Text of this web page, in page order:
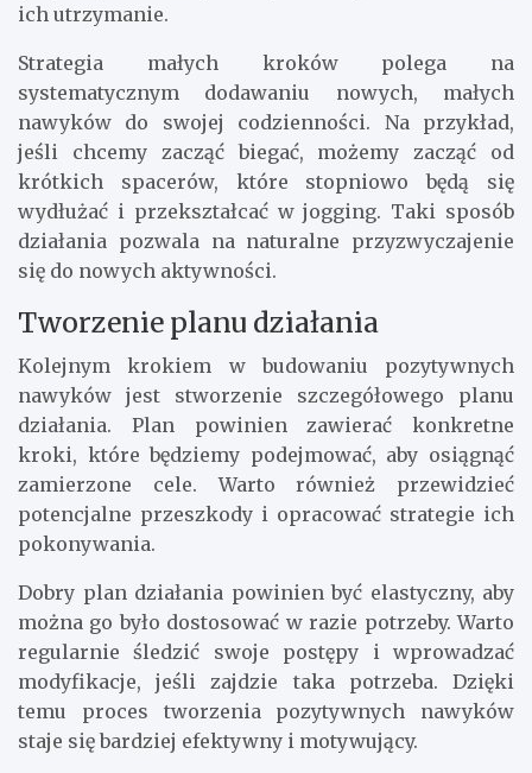
ich utrzymanie.
Strategia małych kroków polega na
systematycznym dodawaniu nowych, małych
nawyków do swojej codzienności. Na przykład,
jeśli chcemy zacząć biegać, możemy zacząć od
krótkich spacerów, które stopniowo będą się
wydłużać i przekształcać w jogging. Taki sposób
działania pozwala na naturalne przyzwyczajenie
się do nowych aktywności.
Tworzenie planu działania
Kolejnym krokiem w budowaniu pozytywnych
nawyków jest stworzenie szczegółowego planu
działania. Plan powinien zawierać konkretne
kroki, które będziemy podejmować, aby osiągnąć
zamierzone cele. Warto również przewidzieć
potencjalne przeszkody i opracować strategie ich
pokonywania.
Dobry plan działania powinien być elastyczny, aby
można go było dostosować w razie potrzeby. Warto
regularnie śledzić swoje postępy i wprowadzać
modyfikacje, jeśli zajdzie taka potrzeba. Dzięki
temu proces tworzenia pozytywnych nawyków
staje się bardziej efektywny i motywujący.